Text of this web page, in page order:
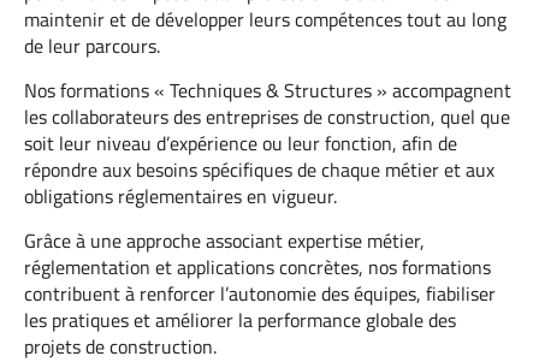
maintenir et de développer leurs compétences tout au long
de leur parcours.
Nos formations « Techniques & Structures » accompagnent
les collaborateurs des entreprises de construction, quel que
soit leur niveau d’expérience ou leur fonction, afin de
répondre aux besoins spécifiques de chaque métier et aux
obligations réglementaires en vigueur.
Grâce à une approche associant expertise métier,
réglementation et applications concrètes, nos formations
contribuent à renforcer l’autonomie des équipes, fiabiliser
les pratiques et améliorer la performance globale des
projets de construction.